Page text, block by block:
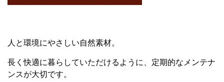
人と環境にやさしい自然素材。
長く快適に暮らしていただけるように、定期的なメンテナ
ンスが大切です。